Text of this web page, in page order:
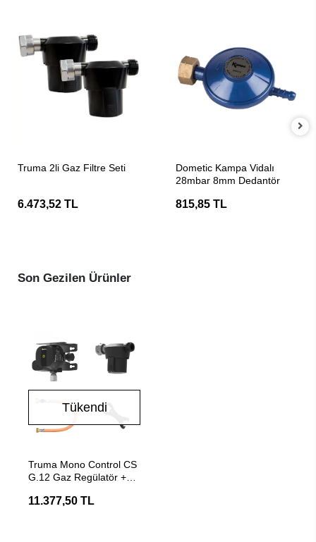
Truma 2li Gaz Filtre Seti
6.473,52 TL
Dometic Kampa Vidalı
28mbar 8mm Dedantör
815,85 TL
Son Gezilen Ürünler
Tükendi
Truma Mono Control CS
G.12 Gaz Regülatör +
Seti
11.377,50 TL